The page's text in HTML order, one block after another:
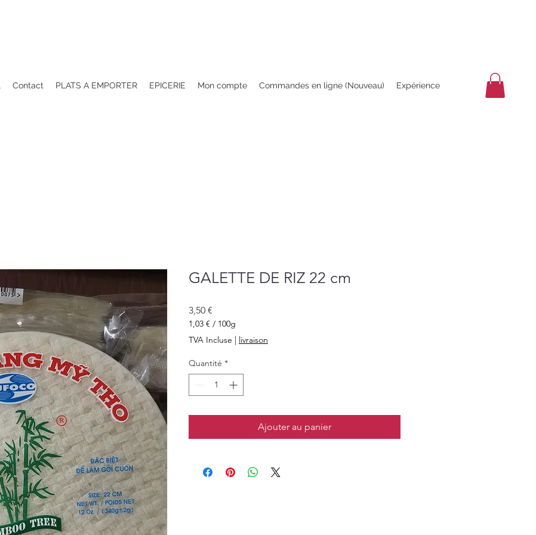
Contact PLATS A EMPORTER EPICERIE Mon compte Commandes en ligne (Nouveau) Expérience
GALETTE DE RIZ 22 cm
3,50 €
1,03 € / 100g
1,03 €
pour
100
Grammes
TVA Incluse | livraison
Quantité *
Ajouter au panier